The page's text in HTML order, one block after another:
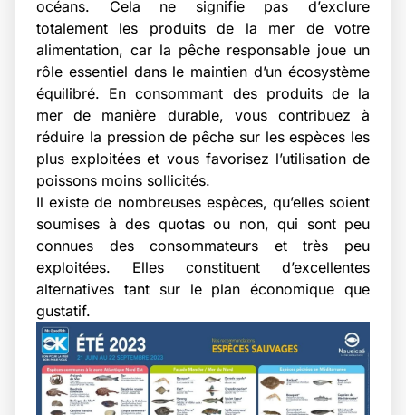
océans. Cela ne signifie pas d’exclure
totalement les produits de la mer de votre
alimentation, car la pêche responsable joue un
rôle essentiel dans le maintien d’un écosystème
équilibré. En consommant des produits de la
mer de manière durable, vous contribuez à
réduire la pression de pêche sur les espèces les
plus exploitées et vous favorisez l’utilisation de
poissons moins sollicités.
Il existe de nombreuses espèces, qu’elles soient
soumises à des quotas ou non, qui sont peu
connues des consommateurs et très peu
exploitées. Elles constituent d’excellentes
alternatives tant sur le plan économique que
gustatif.